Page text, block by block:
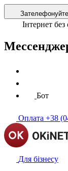
Інтернет без
Бот
Оплата +38
Для бізнесу